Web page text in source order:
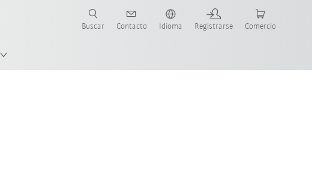
Buscar Contacto Idioma Registrarse Comercio